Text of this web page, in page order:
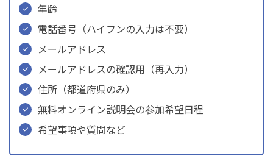
年齢
電話番号（ハイフンの入力は不要）
メールアドレス
メールアドレスの確認用（再入力）
住所（都道府県のみ）
無料オンライン説明会の参加希望日程
希望事項や質問など